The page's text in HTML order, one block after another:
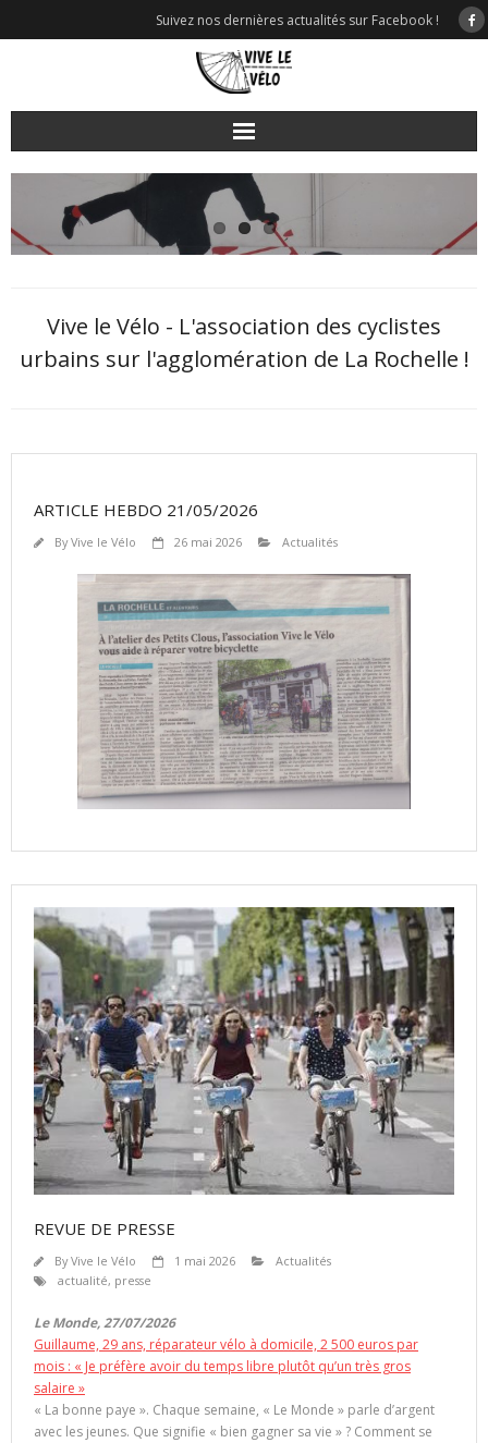
Suivez nos dernières actualités sur Facebook !
Vive le Vélo - L'association des cyclistes
urbains sur l'agglomération de La Rochelle !
ARTICLE HEBDO 21/05/2026
ByVive le Vélo 26 mai 2026 Actualités
REVUE DE PRESSE
ByVive le Vélo 1 mai 2026
Actualités
actualité, presse
Le Monde, 27/07/2026
Guillaume, 29 ans, réparateur vélo à domicile, 2 500 euros par
mois : « Je préfère avoir du temps libre plutôt qu’un très gros
salaire »
« La bonne paye ». Chaque semaine, « Le Monde » parle d’argent
avec les jeunes. Que signifie « bien gagner sa vie » ? Comment se